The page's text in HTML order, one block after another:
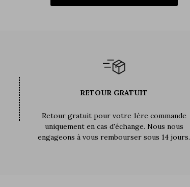
RETOUR GRATUIT
Retour gratuit pour votre 1ère commande
uniquement en cas d'échange. Nous nous
engageons à vous rembourser sous 14 jours.